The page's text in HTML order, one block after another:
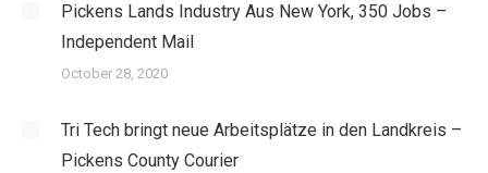
Pickens Lands Industry Aus New York, 350 Jobs –
Independent Mail
October 28, 2020
Tri Tech bringt neue Arbeitsplätze in den Landkreis –
Pickens County Courier